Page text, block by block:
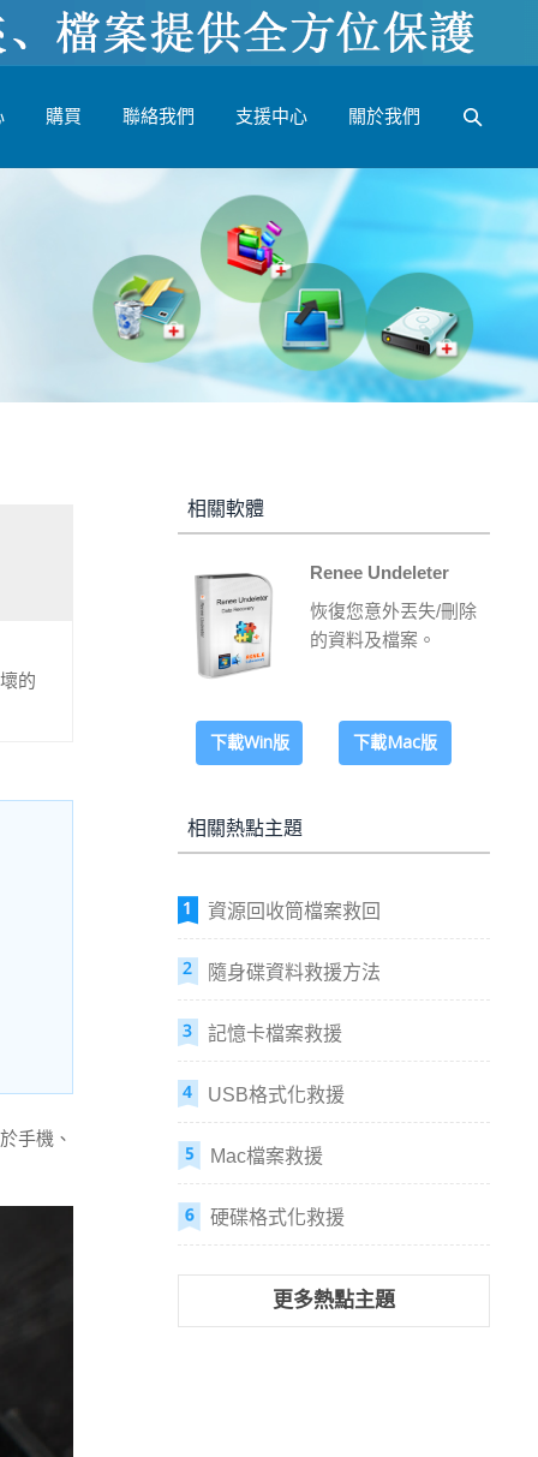
購買 聯絡我們 支援中心 關於我們
的
手機、
相關軟體
Renee Undeleter
恢復您意外丟失/刪除
的資料及檔案。
下載Win版 下載Mac版
相關熱點主題
資源回收筒檔案救回
隨身碟資料救援方法
記憶卡檔案救援
USB格式化救援
Mac檔案救援
硬碟格式化救援
更多熱點主題